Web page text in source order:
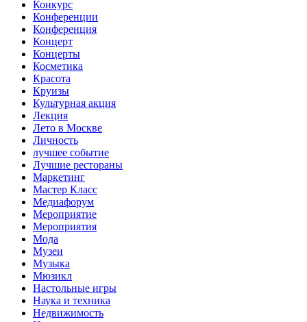
Конкурс
Конференции
Конференция
Концерт
Концерты
Косметика
Красота
Круизы
Культурная акция
Лекция
Лето в Москве
Личность
лучшее событие
Лучшие рестораны
Маркетинг
Мастер Класс
Медиафорум
Мероприятие
Мероприятия
Мода
Музеи
Музыка
Мюзикл
Настольные игры
Наука и техника
Недвижимость